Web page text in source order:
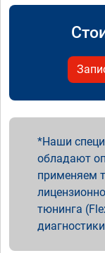
Наши
обладают
применяем
тюнинга